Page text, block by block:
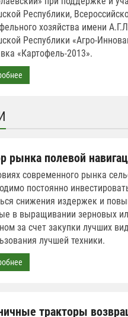
Республики,
хозяйства имени
Республики «Агро-
«Картофель-2013».
рынка полевой
современного рынка
постоянно
снижения издержек и
в выращивании зерновых
за счет закупки лучших
лучшей техники.
тракторы